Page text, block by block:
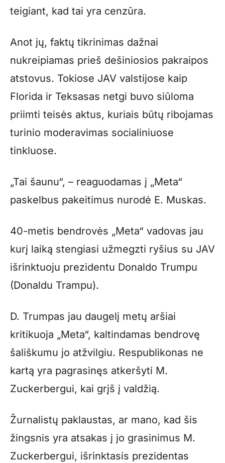
teigiant, kad tai yra cenzūra.
Anot jų, faktų tikrinimas dažnai
nukreipiamas prieš dešiniosios pakraipos
atstovus. Tokiose JAV valstijose kaip
Florida ir Teksasas netgi buvo siūloma
priimti teisės aktus, kuriais būtų ribojamas
turinio moderavimas socialiniuose
tinkluose.
„Tai šaunu“, – reaguodamas į „Meta“
paskelbus pakeitimus nurodė E. Muskas.
40-metis bendrovės „Meta“ vadovas jau
kurį laiką stengiasi užmegzti ryšius su JAV
išrinktuoju prezidentu Donaldo Trumpu
(Donaldu Trampu).
D. Trumpas jau daugelį metų aršiai
kritikuoja „Meta“, kaltindamas bendrovę
šališkumu jo atžvilgiu. Respublikonas ne
kartą yra pagrasinęs atkeršyti M.
Zuckerbergui, kai grįš į valdžią.
Žurnalistų paklaustas, ar mano, kad šis
žingsnis yra atsakas į jo grasinimus M.
Zuckerbergui, išrinktasis prezidentas